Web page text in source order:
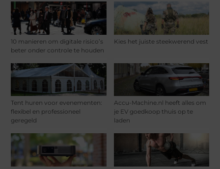
10 manieren om digitale risico’s
beter onder controle te houden
Kies het juiste steekwerend vest
Tent huren voor evenementen:
flexibel en professioneel
geregeld
Accu-Machine.nl heeft alles om
je EV goedkoop thuis op te
laden